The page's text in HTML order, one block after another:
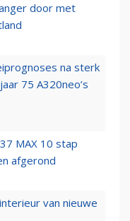
door met
na sterk
75 A320neo’s
MAX 10 stap
afgerond
van nieuwe